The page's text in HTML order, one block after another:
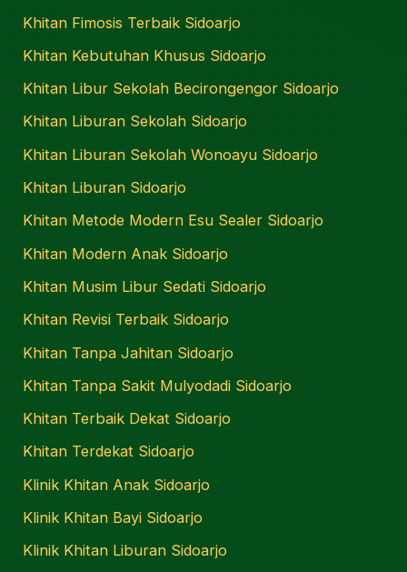
Khitan Fimosis Terbaik Sidoarjo
Khitan Kebutuhan Khusus Sidoarjo
Khitan Libur Sekolah Becirongengor Sidoarjo
Khitan Liburan Sekolah Sidoarjo
Khitan Liburan Sekolah Wonoayu Sidoarjo
Khitan Liburan Sidoarjo
Khitan Metode Modern Esu Sealer Sidoarjo
Khitan Modern Anak Sidoarjo
Khitan Musim Libur Sedati Sidoarjo
Khitan Revisi Terbaik Sidoarjo
Khitan Tanpa Jahitan Sidoarjo
Khitan Tanpa Sakit Mulyodadi Sidoarjo
Khitan Terbaik Dekat Sidoarjo
Khitan Terdekat Sidoarjo
Klinik Khitan Anak Sidoarjo
Klinik Khitan Bayi Sidoarjo
Klinik Khitan Liburan Sidoarjo